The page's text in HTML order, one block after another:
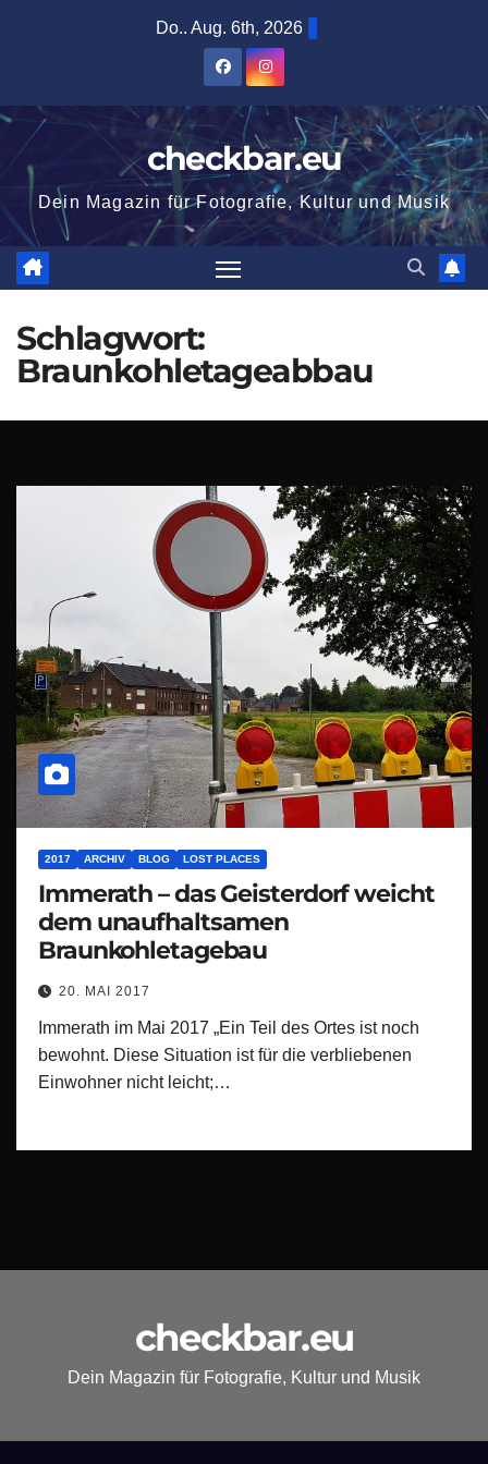
Do.. Aug. 6th, 2026
checkbar.eu
Dein Magazin für Fotografie, Kultur und Musik
Schlagwort:
Braunkohletageabbau
2017 ARCHIV BLOG LOST PLACES
Immerath – das Geisterdorf weicht
dem unaufhaltsamen
Braunkohletagebau
20. MAI 2017
Immerath im Mai 2017 „Ein Teil des Ortes ist noch
bewohnt. Diese Situation ist für die verbliebenen
Einwohner nicht leicht;…
checkbar.eu
Dein Magazin für Fotografie, Kultur und Musik